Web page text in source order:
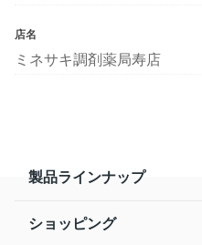
店名
ミネサキ調剤薬局寿店
製品ラインナップ
ショッピング